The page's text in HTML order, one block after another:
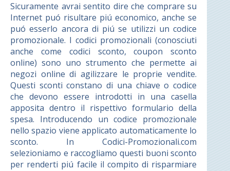
Sicuramente avrai sentito dire che comprare su
Internet puó risultare piú economico, anche se
puó esserlo ancora di piú se utilizzi un codice
promozionale. I codici promozionali (conosciuti
anche come codici sconto, coupon sconto
online) sono uno strumento che permette ai
negozi online di agilizzare le proprie vendite.
Questi sconti constano di una chiave o codice
che devono essere introdotti in una casella
apposita dentro il rispettivo formulario della
spesa. Introducendo un codice promozionale
nello spazio viene applicato automaticamente lo
sconto. In Codici-Promozionali.com
selezioniamo e raccogliamo questi buoni sconto
per renderti piú facile il compito di risparmiare